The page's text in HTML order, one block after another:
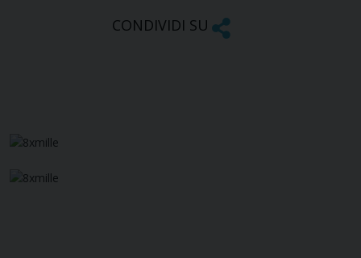
CONDIVIDI SU